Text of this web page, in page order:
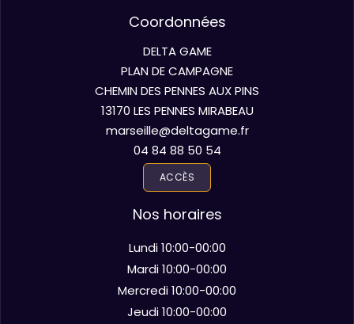
Coordonnées
DELTA GAME
PLAN DE CAMPAGNE
CHEMIN DES PENNES AUX PINS
13170 LES PENNES MIRABEAU
marseille@deltagame.fr
04 84 88 50 54
ACCÈS
Nos horaires
Lundi 10:00-00:00
Mardi 10:00-00:00
Mercredi 10:00-00:00
Jeudi 10:00-00:00